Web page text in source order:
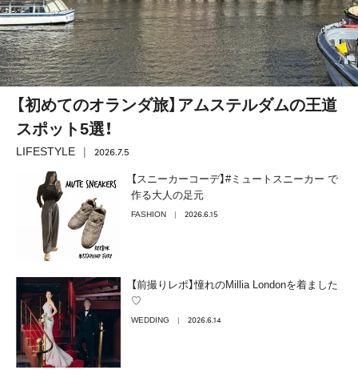
【初めてのオランダ旅】アムステルダムの王道
スポット5選！
LIFESTYLE 2026.7.5
【スニーカーコーデ】#ミュートスニーカー で
作る大人の足元
FASHION 2026.6.15
【前撮りレポ】憧れのMillia Londonを着ました
♡
WEDDING 2026.6.14